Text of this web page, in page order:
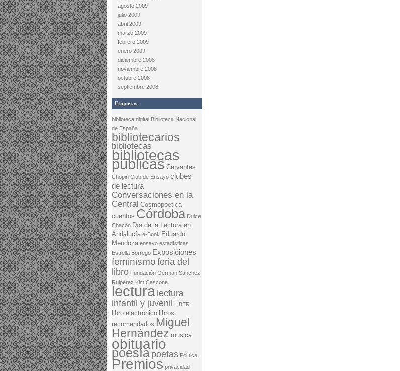
agosto 2009
julio 2009
abril 2009
marzo 2009
febrero 2009
enero 2009
diciembre 2008
noviembre 2008
octubre 2008
septiembre 2008
Etiquetas
biblioteca digital Biblioteca Nacional
de España
bibliotecarios
bibliotecas
bibliotecas
públicas Cervantes
Chopin Club de Ensayo clubes
de lectura
Conversaciones en la
Central Cosmopoetica
cuentos Córdoba Dulce
Chacón Día de la Lectura en
Andalucía e-Book Eduardo
Mendoza ensayo estadísticas
Estrella Borrego Exposiciones
feminismo feria del
libro Fundación Germán Sánchez
Ruipérez Kim Cascone
lectura lectura
infantil y juvenil
LIBER
libro electrónico libros
recomendados Miguel
Hernández musica
obituario
poesía poetas Política
Premios privacidad